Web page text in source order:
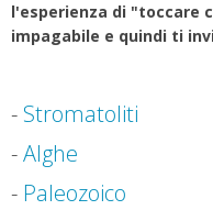
l'esperienza di "toccare
impagabile e quindi ti
- Stromatoliti
-Alghe
- Paleozoico